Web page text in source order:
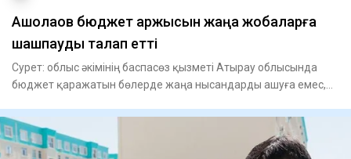
Ақшолақов бюджет қаржысын жаңа жобаларға
шашпауды талап етті
Сурет: облыс әкімінің баспасөз қызметі Атырау облысында
бюджет қаражатын бөлерде жаңа нысандарды ашуға емес,